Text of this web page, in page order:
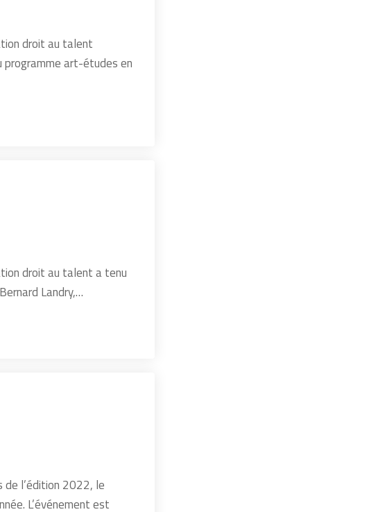
droit au talent
programme art-études en
droit au talent a tenu
Landry,…
de l’édition 2022, le
L’événement est